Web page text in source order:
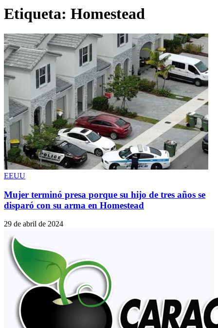
Etiqueta: Homestead
EEUU
Mujer terminó presa porque su hijo de tres años se
disparó con su arma en Homestead
29 de abril de 2024